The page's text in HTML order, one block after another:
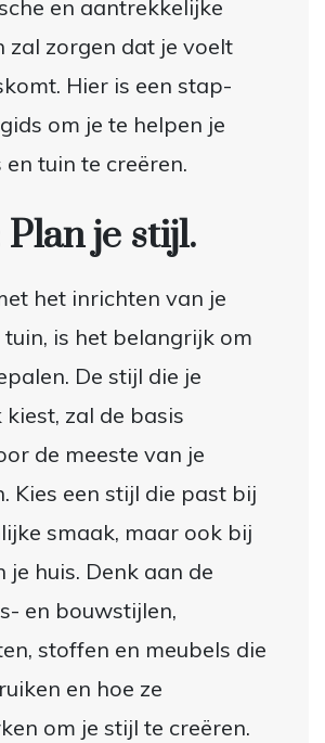
en aantrekkelijke
zal zorgen dat je voelt
Hier is een stap-
om je te helpen je
tuin te creëren.
Plan je stijl.
het inrichten van je
is het belangrijk om
De stijl die je
zal de basis
de meeste van je
Kies een stijl die past bij
smaak, maar ook bij
je huis. Denk aan de
en bouwstijlen,
stoffen en meubels die
en hoe ze
om je stijl te creëren.